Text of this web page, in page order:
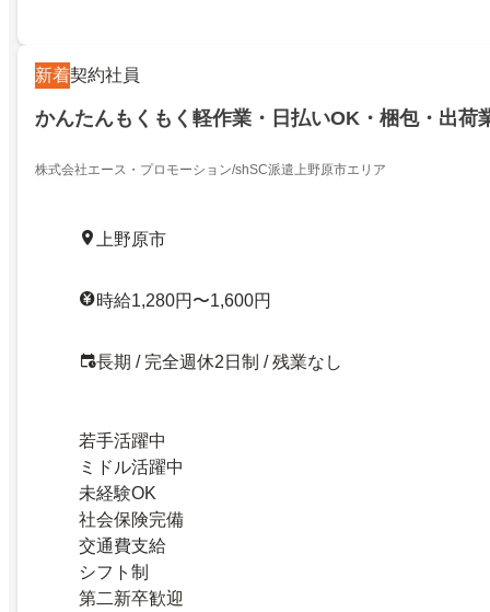
新着契約社員
かんたんもくもく軽作業・日払いOK・梱包・出荷
株式会社エース・プロモーション/shSC派遣上野原市エリア
上野原市
時給1,280円〜1,600円
長期 / 完全週休2日制 / 残業なし
若手活躍中
ミドル活躍中
未経験OK
社会保険完備
交通費支給
シフト制
第二新卒歓迎